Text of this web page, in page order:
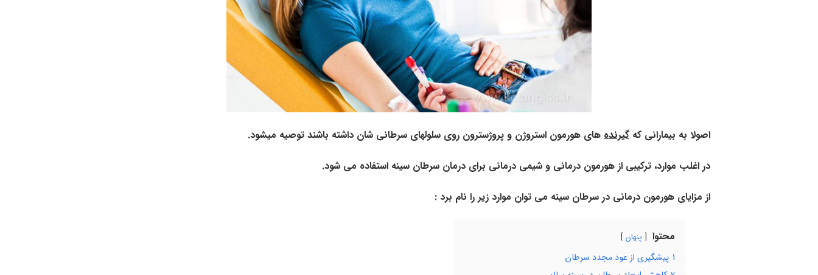
اصولا به بیمارانی که گیرنده های هورمون استروژن و پروژسترون روی سلولهای سرطانی شان داشته باشند توصیه میشود.
در اغلب موارد، ترکیبی از هورمون درمانی و شیمی درمانی برای درمان سرطان سینه استفاده می شود.
از مزایای هورمون درمانی در سرطان سینه می توان موارد زیر را نام برد :
محتوا پنهان
1 پیشگیری از عود مجدد سرطان